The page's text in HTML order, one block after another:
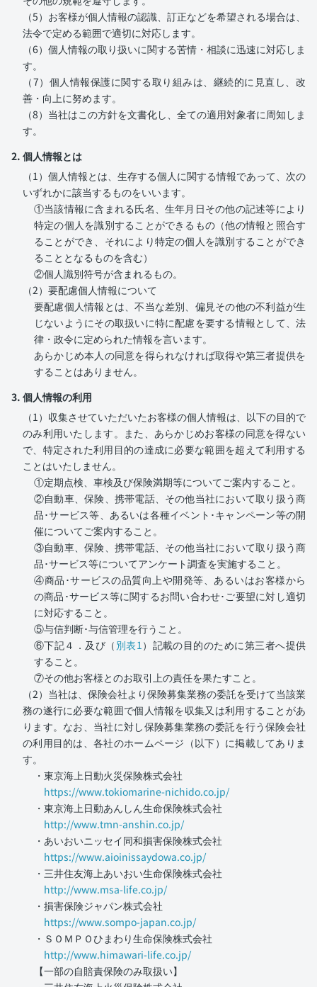
（5）お客様が個人情報の認識、訂正などを希望される場合は、
法令で定める範囲で適切に対応します。
（6）個人情報の取り扱いに関する苦情・相談に迅速に対応しま
す。
（7）個人情報保護に関する取り組みは、継続的に見直し、改
善・向上に努めます。
（8）当社はこの方針を文書化し、全ての適用対象者に周知しま
す。
2. 個人情報とは
（1）個人情報とは、生存する個人に関する情報であって、次の
いずれかに該当するものをいいます。
①当該情報に含まれる氏名、生年月日その他の記述等により
特定の個人を識別することができるもの（他の情報と照合す
ることができ、それにより特定の個人を識別することができ
ることとなるものを含む）
②個人識別符号が含まれるもの。
（2）要配慮個人情報について
要配慮個人情報とは、不当な差別、偏見その他の不利益が生
じないようにその取扱いに特に配慮を要する情報として、法
律・政令に定められた情報を言います。
あらかじめ本人の同意を得られなければ取得や第三者提供を
することはありません。
3. 個人情報の利用
（1）収集させていただいたお客様の個人情報は、以下の目的で
のみ利用いたします。また、あらかじめお客様の同意を得ない
で、特定された利用目的の達成に必要な範囲を超えて利用する
ことはいたしません。
①定期点検、車検及び保険満期等についてご案内すること。
②自動車、保険、携帯電話、その他当社において取り扱う商
品･サービス等、あるいは各種イベント･キャンペーン等の開
催についてご案内すること。
③自動車、保険、携帯電話、その他当社において取り扱う商
品･サービス等についてアンケート調査を実施すること。
④商品･サービスの品質向上や開発等、あるいはお客様から
の商品･サービス等に関するお問い合わせ･ご要望に対し適切
に対応すること。
⑤与信判断･与信管理を行うこと。
⑥下記４．及び（ 別表1）記載の目的のために第三者へ提供
すること。
⑦その他お客様とのお取引上の責任を果たすこと。
（2）当社は、保険会社より保険募集業務の委託を受けて当該業
務の遂行に必要な範囲で個人情報を収集又は利用することがあ
ります。なお、当社に対し保険募集業務の委託を行う保険会社
の利用目的は、各社のホームページ（以下）に掲載してありま
す。
・東京海上日動火災保険株式会社
https://www.tokiomarine-nichido.co.jp/
・東京海上日動あんしん生命保険株式会社
http://www.tmn-anshin.co.jp/
・あいおいニッセイ同和損害保険株式会社
https://www.aioinissaydowa.co.jp/
・三井住友海上あいおい生命保険株式会社
http://www.msa-life.co.jp/
・損害保険ジャパン株式会社
https://www.sompo-japan.co.jp/
・ＳＯＭＰＯひまわり生命保険株式会社
http://www.himawari-life.co.jp/
【一部の自賠責保険のみ取扱い】